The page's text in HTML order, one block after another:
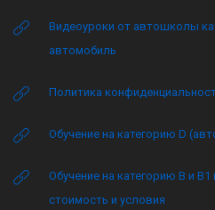
Видеоуроки от автошколы
автомобиль
Политика
Обучение на категорию D
Обучение на категорию B и
стоимость и условия